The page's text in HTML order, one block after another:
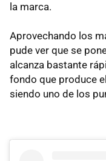
la marca.
Aprovechando los
pude ver que se
alcanza bastante
fondo que produce
siendo uno de los